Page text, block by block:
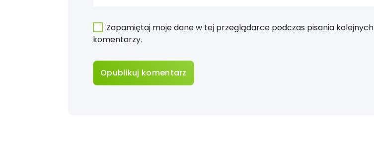
Zapamiętaj moje dane w tej przeglądarce podczas pisania kolejnych
komentarzy.